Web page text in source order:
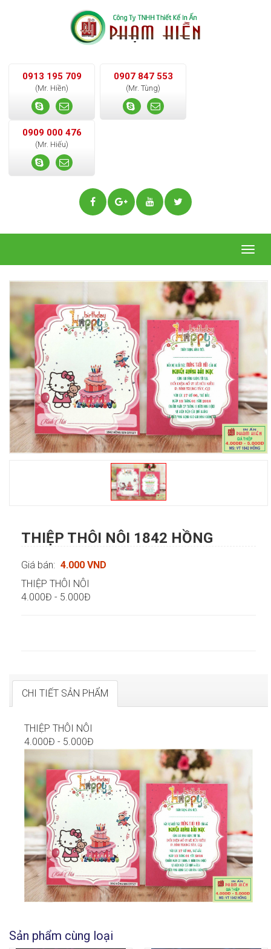
0913 195 709
(Mr. Hiền)
0907 847 553
(Mr. Tùng)
0909 000 476
(Mr. Hiếu)
THIỆP THÔI NÔI 1842 HỒNG
Giá bán: 4.000 VND
THIỆP THÔI NÔI
4.000Đ - 5.000Đ
CHI TIẾT SẢN PHẨM
THIỆP THÔI NÔI
4.000Đ - 5.000Đ
Sản phẩm cùng loại